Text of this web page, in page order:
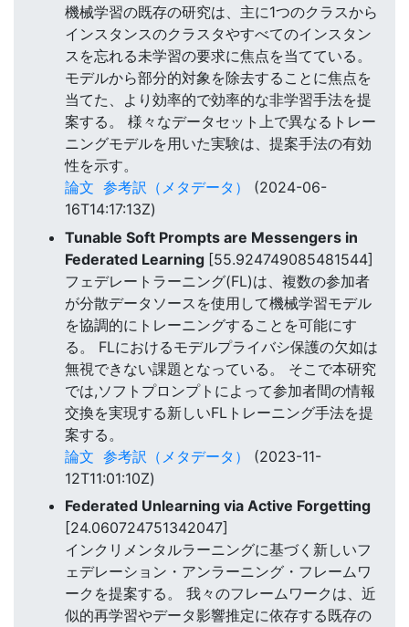
機械学習の既存の研究は、主に1つのクラスから
インスタンスのクラスタやすべてのインスタン
スを忘れる未学習の要求に焦点を当てている。
モデルから部分的対象を除去することに焦点を
当てた、より効率的で効率的な非学習手法を提
案する。 様々なデータセット上で異なるトレー
ニングモデルを用いた実験は、提案手法の有効
性を示す。
論文 参考訳（メタデータ）
(2024-06-
16T14:17:13Z)
Tunable Soft Prompts are Messengers in
Federated Learning [55.924749085481544]
フェデレートラーニング(FL)は、複数の参加者
が分散データソースを使用して機械学習モデル
を協調的にトレーニングすることを可能にす
る。 FLにおけるモデルプライバシ保護の欠如は
無視できない課題となっている。 そこで本研究
では,ソフトプロンプトによって参加者間の情報
交換を実現する新しいFLトレーニング手法を提
案する。
論文 参考訳（メタデータ）
(2023-11-
12T11:01:10Z)
Federated Unlearning via Active Forgetting
[24.060724751342047]
インクリメンタルラーニングに基づく新しいフ
ェデレーション・アンラーニング・フレームワ
ークを提案する。 我々のフレームワークは、近
似的再学習やデータ影響推定に依存する既存の